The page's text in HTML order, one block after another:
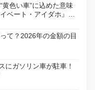
色い車”に込めた意味
ベート・アイダホ』が
で復活
て？2026年の金額の目
にガソリン車が駐車！